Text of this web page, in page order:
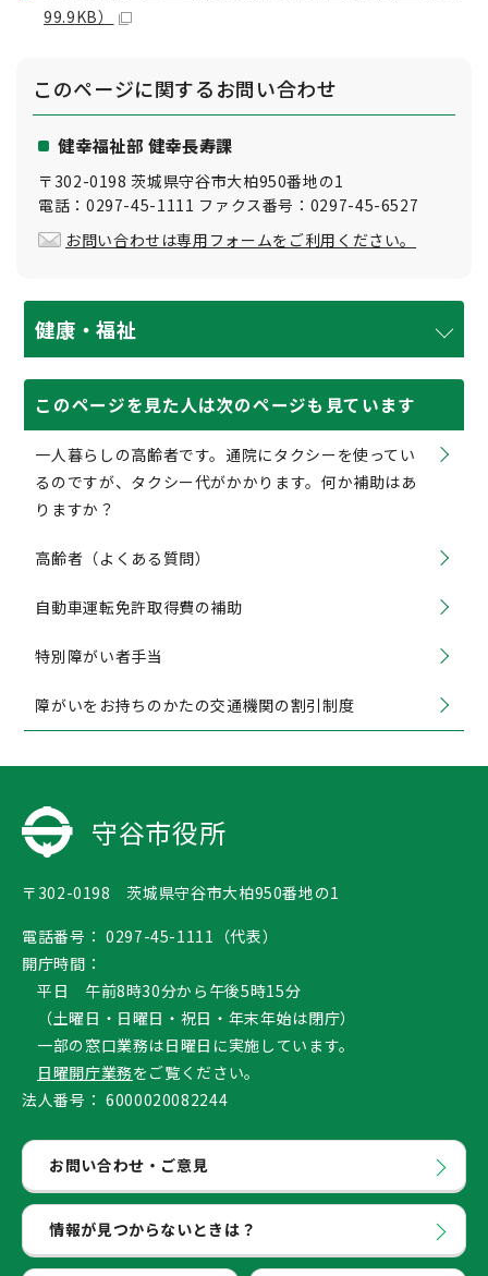
99.9KB）
このページに関するお問い合わせ
健幸福祉部 健幸長寿課
〒302-0198 茨城県守谷市大柏950番地の1
電話：0297-45-1111 ファクス番号：0297-45-6527
お問い合わせは専用フォームをご利用ください。
健康・福祉
このページを見た人は次のページも見ています
一人暮らしの高齢者です。通院にタクシーを使ってい
るのですが、タクシー代がかかります。何か補助はあ
りますか？
高齢者（よくある質問）
自動車運転免許取得費の補助
特別障がい者手当
障がいをお持ちのかたの交通機関の割引制度
守谷市役所
〒302-0198 茨城県守谷市大柏950番地の1
電話番号： 0297-45-1111（代表）
開庁時間：
平日 午前8時30分から午後5時15分
（土曜日・日曜日・祝日・年末年始は閉庁）
一部の窓口業務は日曜日に実施しています。
日曜開庁業務をご覧ください。
法人番号： 6000020082244
お問い合わせ・ご意見
情報が見つからないときは？